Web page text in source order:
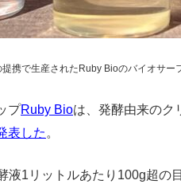
提携で生産されたRuby Bioのバイオサ
プRuby Bioは、発酵由来のク
表した 。
液1リットルあたり100g超の